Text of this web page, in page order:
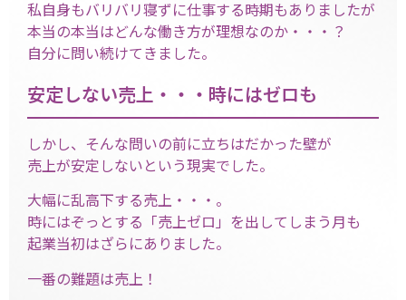
私自身もバリバリ寝ずに仕事する時期もありましたが
本当の本当はどんな働き方が理想なのか・・・？
自分に問い続けてきました。
安定しない売上・・・時にはゼロも
しかし、そんな問いの前に立ちはだかった壁が
売上が安定しないという現実でした。
大幅に乱高下する売上・・・。
時にはぞっとする「売上ゼロ」を出してしまう月も
起業当初はざらにありました。
一番の難題は売上！